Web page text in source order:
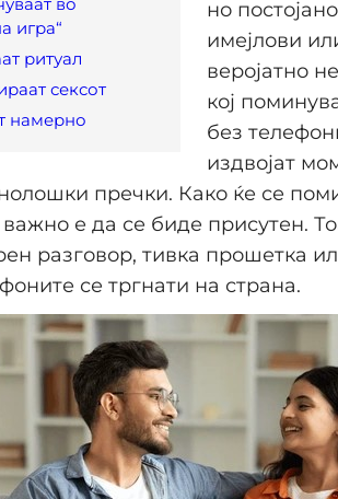
игра“
ритуал
сексот
намерно
но
имејлови
веројатно
кој
без
издвојат
пречки. Како ќе се
е да се биде присутен.
разговор, тивка прошетка
се тргнати на страна.